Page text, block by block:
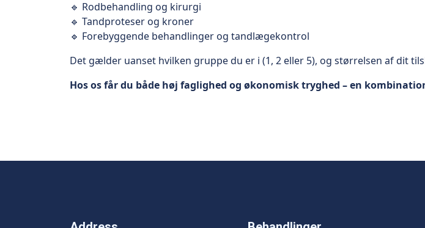
🔹 Rodbehandling og kirurgi
🔹 Tandproteser og kroner
🔹 Forebyggende behandlinger og tandlægekontrol
Det gælder uanset hvilken gruppe du er i (1, 2 eller 5), og størrelsen af dit
Hos os får du både høj faglighed og økonomisk tryghed – en